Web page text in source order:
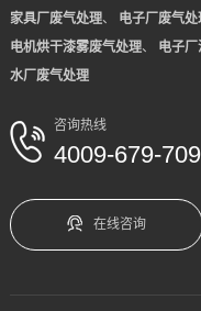
家具厂废气处理、 电子厂废气处
电机烘干漆雾废气处理、 电子
水厂废气处理
咨询热线
4009-679-709
在线咨询